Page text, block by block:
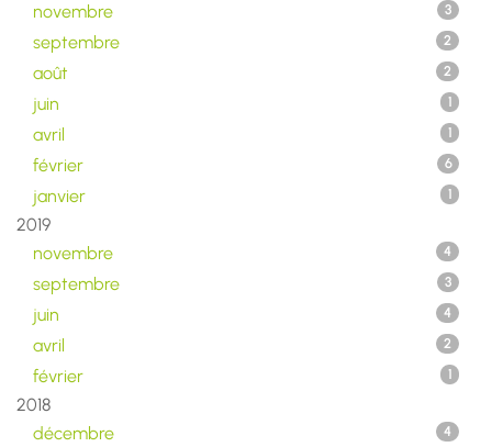
novembre 3
septembre 2
août 2
juin 1
avril 1
février 6
janvier 1
2019
novembre
4
septembre 3
juin 4
avril 2
février 1
2018
décembre
4